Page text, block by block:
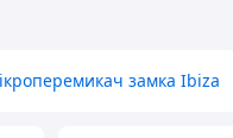
замка Ibiza